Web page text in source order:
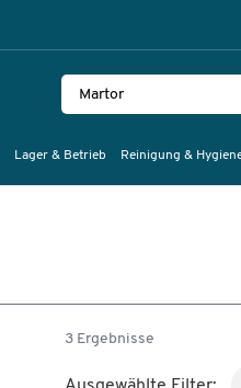
Lager & Betrieb Reinigung &
3 Ergebnisse